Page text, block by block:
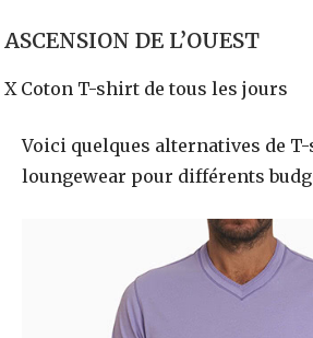
ASCENSION DE L’OUEST
X Coton T-shirt de tous les jours
Voici quelques alternatives de
loungewear pour différents